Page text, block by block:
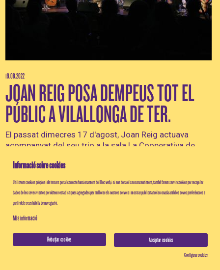
19.08.2022
JOAN REIG POSA DEMPEUS TOT EL
PÚBLIC A VILALLONGA DE TER.
El passat dimecres 17 d'agost, Joan Reig actuava
acompanyat del seu trio a la sala La Cooperativa de
Informació sobre cookies
Utilitzem cookies pròpies i de tercers per al correcte funcionament del lloc web, i si ens dona el seu consentiment, també farem servir cookies per recopilar
dades de les seves visites per obtenir estadístiques agregades per millorar els nostres serveis i mostrar publicitat relacionada amb les seves preferències a
partir dels seus hàbits de navegació.
Més informació
Acceptar cookies
Rebutjar cookies
Configurar cookies